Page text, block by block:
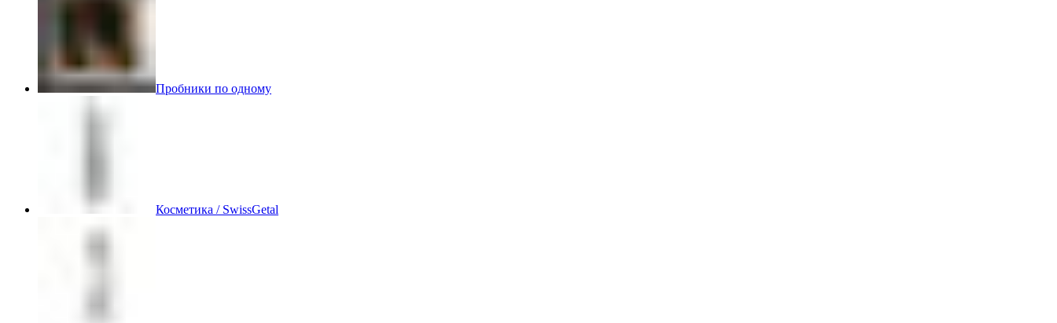
Пробники по одному
Косметика / SwissGetal